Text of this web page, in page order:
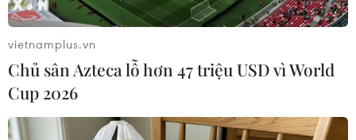
Charlize Theron
vietnamplus.vn
Chủ sân Azteca lỗ hơn 47 triệu USD vì World
Cup 2026